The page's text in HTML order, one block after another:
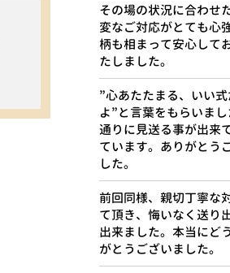
その場の状況に合わせ
変なご対応がとても心
柄も相まって安心して
たしました。
”心あたたまる、いい
よ”と言葉をもらいま
通りに見送る事が出来
ています。ありがとう
した。
前回同様、親切丁寧な
て頂き、悔いなく送り
出来ました。本当にど
がとうございました。